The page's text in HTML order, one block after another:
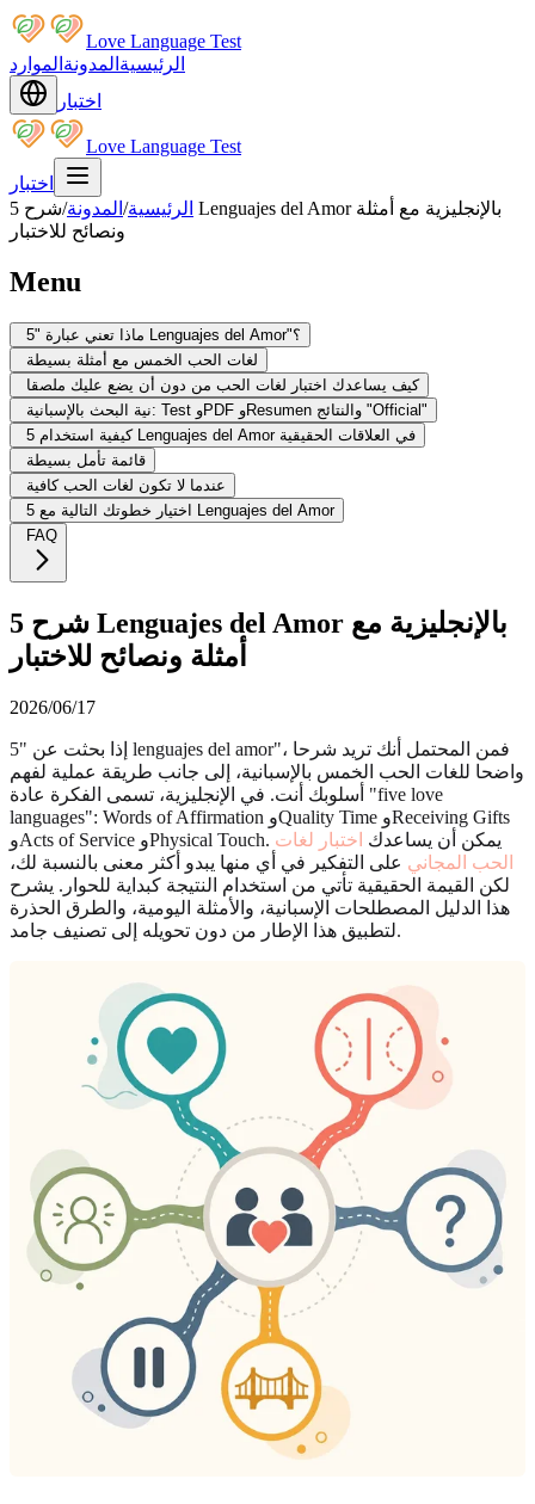
Love Language Test
الرئيسية المدونة الموارد
اختبار
Love Language Test
اختبار
الرئيسية/ المدونة/
شرح 5 Lenguajes del Amor بالإنجليزية مع أمثلة
ونصائح للاختبار
Menu
ماذا تعني عبارة "5 Lenguajes del Amor"؟
لغات الحب الخمس مع أمثلة بسيطة
كيف يساعدك اختبار لغات الحب من دون أن يضع عليك ملصقا
نية البحث بالإسبانية: Test وPDF وResumen والنتائج "Official"
كيفية استخدام 5 Lenguajes del Amor في العلاقات الحقيقية
قائمة تأمل بسيطة
عندما لا تكون لغات الحب كافية
اختيار خطوتك التالية مع 5 Lenguajes del Amor
FAQ
شرح 5 Lenguajes del Amor بالإنجليزية مع
أمثلة ونصائح للاختبار
2026/06/17
إذا بحثت عن "5 lenguajes del amor"، فمن المحتمل أنك تريد شرحا
واضحا للغات الحب الخمس بالإسبانية، إلى جانب طريقة عملية لفهم
أسلوبك أنت. في الإنجليزية، تسمى الفكرة عادة "five love
languages": Words of Affirmation وQuality Time وReceiving Gifts
وActs of Service وPhysical Touch. يمكن أن يساعدك اختبار لغات
الحب المجاني على التفكير في أي منها يبدو أكثر معنى بالنسبة لك،
لكن القيمة الحقيقية تأتي من استخدام النتيجة كبداية للحوار. يشرح
هذا الدليل المصطلحات الإسبانية، والأمثلة اليومية، والطرق الحذرة
لتطبيق هذا الإطار من دون تحويله إلى تصنيف جامد.